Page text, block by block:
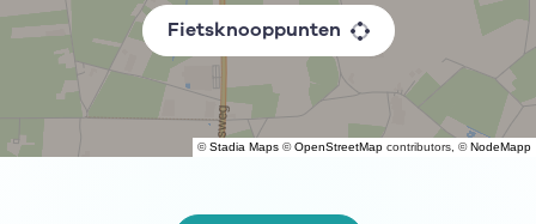
©Stadia Maps ©OpenStreetMap contributors, ©NodeMapp
Fietsknooppunten